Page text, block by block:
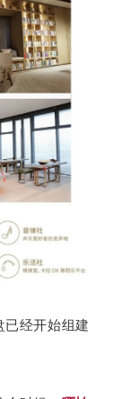
经开始组建